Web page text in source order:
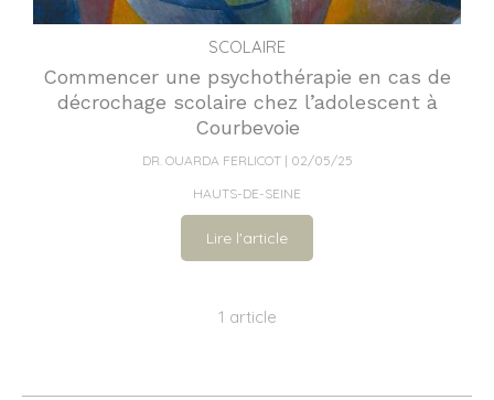
SCOLAIRE
Commencer une psychothérapie en cas de
décrochage scolaire chez l’adolescent à
Courbevoie
DR. OUARDA FERLICOT
02/05/25
HAUTS-DE-SEINE
Lire l'article
1 article